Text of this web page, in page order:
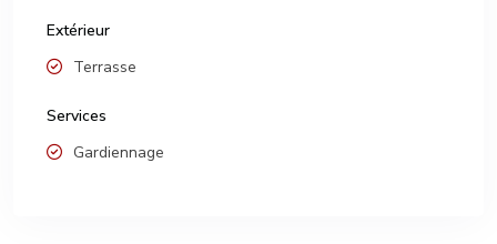
Extérieur
Terrasse
Services
Gardiennage